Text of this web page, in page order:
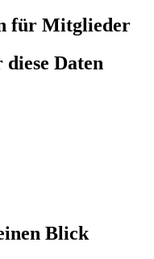
für Mitglieder
Daten
Blick